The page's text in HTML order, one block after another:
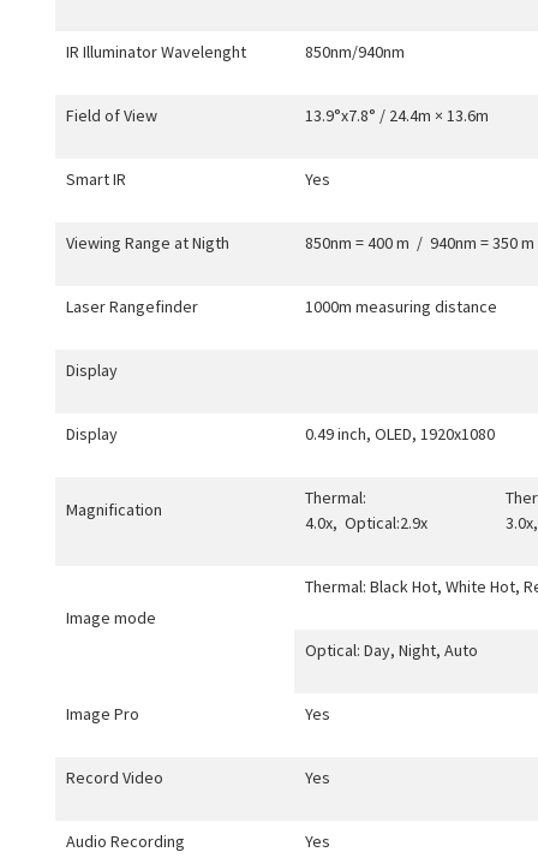
IR Illuminator Wavelenght 850nm/940nm
Field of View 13.9°x7.8° / 24.4m × 13.6m
Smart IR Yes
Viewing Range at Nigth 850nm = 400 m / 940nm = 350 m
Laser Rangefinder 1000m measuring distance
Display
Display 0.49 inch, OLED, 1920x1080
Magnification
Thermal:
4.0x, Optical:2.9x
3.0x,
Image mode
Thermal: Black Hot, White Hot,
Optical: Day, Night, Auto
Image Pro Yes
Record Video Yes
Audio Recording Yes